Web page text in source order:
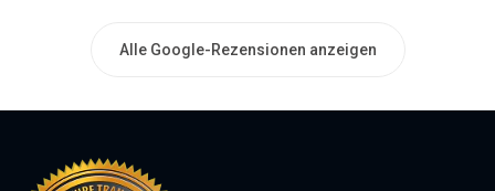
Alle Google-Rezensionen anzeigen